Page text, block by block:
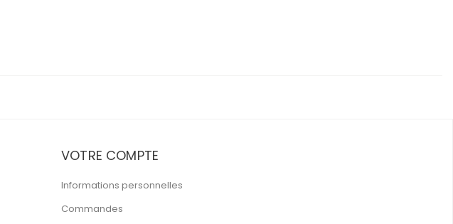
VOTRE COMPTE
Informations personnelles
Commandes